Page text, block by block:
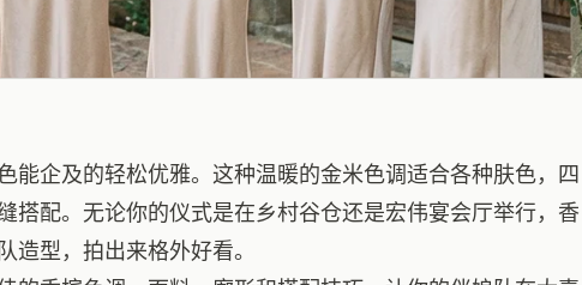
能企及的轻松优雅。这种温暖的金米色调适合各种肤色，四
搭配。无论你的仪式是在乡村谷仓还是宏伟宴会厅举行，香
造型，拍出来格外好看。